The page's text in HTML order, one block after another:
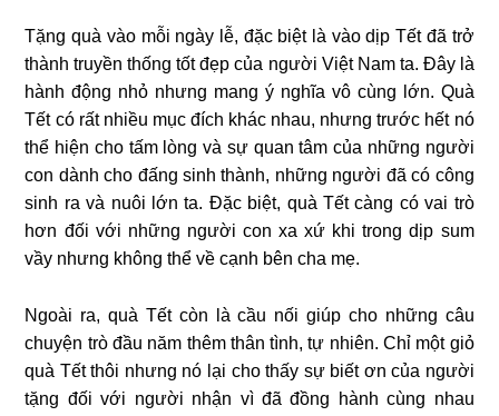
Tặng quà vào mỗi ngày lễ, đặc biệt là vào dịp Tết đã trở
thành truyền thống tốt đẹp của người Việt Nam ta. Đây là
hành động nhỏ nhưng mang ý nghĩa vô cùng lớn. Quà
Tết có rất nhiều mục đích khác nhau, nhưng trước hết nó
thể hiện cho tấm lòng và sự quan tâm của những người
con dành cho đấng sinh thành, những người đã có công
sinh ra và nuôi lớn ta. Đặc biệt, quà Tết càng có vai trò
hơn đối với những người con xa xứ khi trong dịp sum
vầy nhưng không thể về cạnh bên cha mẹ.
Ngoài ra, quà Tết còn là cầu nối giúp cho những câu
chuyện trò đầu năm thêm thân tình, tự nhiên. Chỉ một giỏ
quà Tết thôi nhưng nó lại cho thấy sự biết ơn của người
tặng đối với người nhận vì đã đồng hành cùng nhau